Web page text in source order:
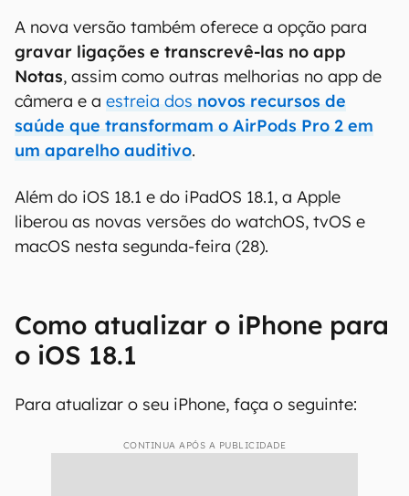
A nova versão também oferece a opção para
gravar ligações e transcrevê-las no app
Notas, assim como outras melhorias no app de
câmera e a estreia dos novos recursos de
saúde que transformam o AirPods Pro 2 em
um aparelho auditivo.
Além do iOS 18.1 e do iPadOS 18.1, a Apple
liberou as novas versões do watchOS, tvOS e
macOS nesta segunda-feira (28).
Como atualizar o iPhone para
o iOS 18.1
Para atualizar o seu iPhone, faça o seguinte:
CONTINUA APÓS A PUBLICIDADE